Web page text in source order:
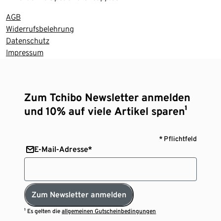
AGB
Widerrufsbelehrung
Datenschutz
Impressum
Zum Tchibo Newsletter anmelden
und 10% auf viele Artikel sparen¹
* Pflichtfeld
E-Mail-Adresse*
Zum Newsletter anmelden
¹ Es gelten dieallgemeinen Gutscheinbedingungen